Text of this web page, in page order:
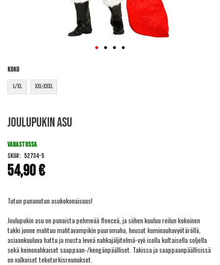
Koko
L/XL XXL-XXXL
to
beginning
the
images
gallery
Joulupukin asu
54,90 €
VARASTOSSA
SKU
52734-5
Tutun punanutun asukokonaisuus!
Joulupukin asu on punaista pehmeää fleeceä, ja siihen kuuluu reilun kokoinen
takki jonne mahtuu mahtavampikin puuromaha, housut kuminauhavyötäröllä,
asiaankuuluva hattu ja musta leveä nahkajäljitelmä-vyö isolla kultaisella soljella
sekä keinonahkaiset saappaan-/kengänpäälliset. Takissa ja saappaanpäällisissä
on valkoiset tekoturkisreunukset.